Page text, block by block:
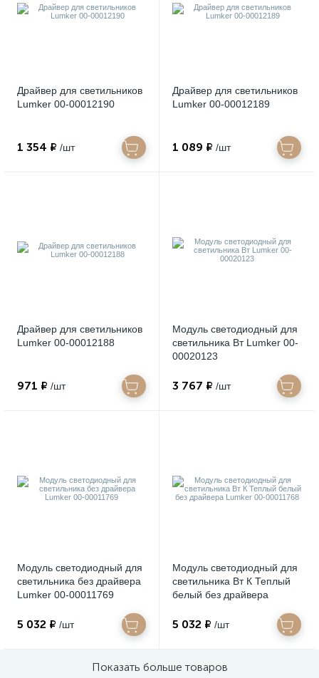
Драйвер для светильников
Lumker 00-00012190
1 354 ₽ /шт
Драйвер для светильников
Lumker 00-00012189
1 089 ₽ /шт
Драйвер для светильников
Lumker 00-00012188
971 ₽ /шт
Модуль светодиодный для
светильника Вт Lumker 00-
00020123
3 767 ₽ /шт
Модуль светодиодный для
светильника без драйвера
Lumker 00-00011769
5 032 ₽ /шт
Модуль светодиодный для
светильника Вт К Теплый
белый без драйвера
5 032 ₽ /шт
Показать больше товаров